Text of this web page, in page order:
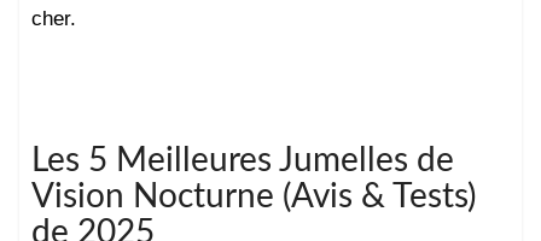
cher.
Les 5 Meilleures Jumelles de
Vision Nocturne (Avis & Tests)
de 2025